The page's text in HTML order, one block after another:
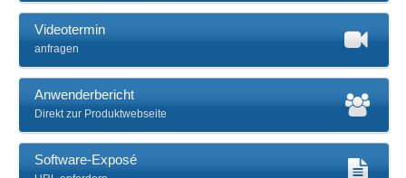
Videotermin
anfragen
Anwenderbericht
Direkt zur Produktwebseite
Software-Exposé